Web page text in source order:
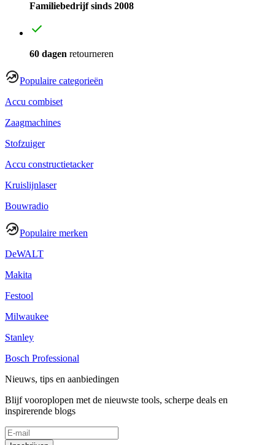
Familiebedrijf sinds 2008
60 dagen retourneren
Populaire categorieën
Accu combiset
Zaagmachines
Stofzuiger
Accu constructietacker
Kruislijnlaser
Bouwradio
Populaire merken
DeWALT
Makita
Festool
Milwaukee
Stanley
Bosch Professional
Nieuws, tips en aanbiedingen
Blijf vooroplopen met de nieuwste tools, scherpe deals en
inspirerende blogs